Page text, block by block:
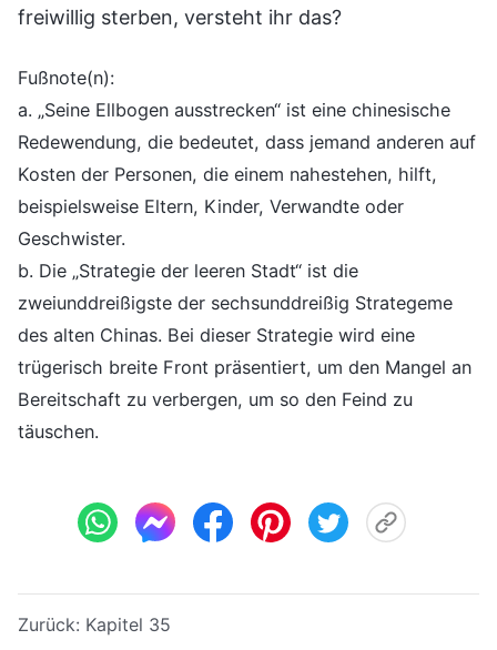
freiwillig sterben, versteht ihr das?
Fußnote(n):
a. „Seine Ellbogen ausstrecken“ ist eine chinesische
Redewendung, die bedeutet, dass jemand anderen auf
Kosten der Personen, die einem nahestehen, hilft,
beispielsweise Eltern, Kinder, Verwandte oder
Geschwister.
b. Die „Strategie der leeren Stadt“ ist die
zweiunddreißigste der sechsunddreißig Strategeme
des alten Chinas. Bei dieser Strategie wird eine
trügerisch breite Front präsentiert, um den Mangel an
Bereitschaft zu verbergen, um so den Feind zu
täuschen.
Zurück: Kapitel 35